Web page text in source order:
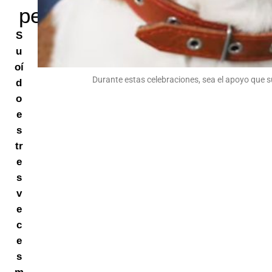
peludo
S
u
oí
d
o
e
s
tr
e
s
v
e
c
e
s
Durante estas celebraciones, sea el apoyo que